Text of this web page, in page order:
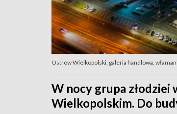
Ostrów Wielkopolski, galeria handlowa,
W nocy grupa złodziei
Wielkopolskim. Do